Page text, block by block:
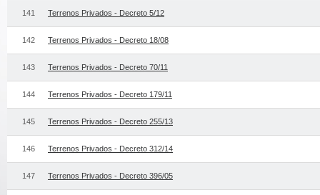
141 Terrenos Privados - Decreto 5/12
142 Terrenos Privados - Decreto 18/08
143 Terrenos Privados - Decreto 70/11
144 Terrenos Privados - Decreto 179/11
145 Terrenos Privados - Decreto 255/13
146 Terrenos Privados - Decreto 312/14
147 Terrenos Privados - Decreto 396/05